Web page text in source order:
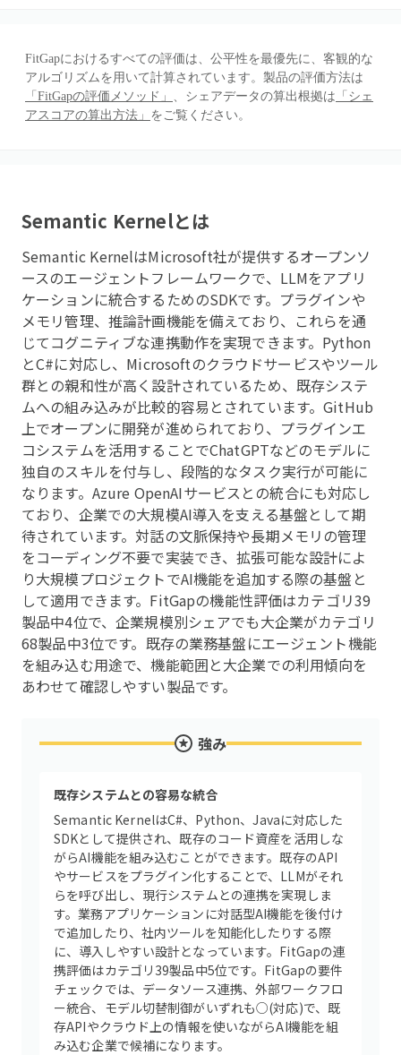
FitGapにおけるすべての評価は、公平性を最優先に、客観的な
アルゴリズムを用いて計算されています。製品の評価方法は
「FitGapの評価メソッド」 、シェアデータの算出根拠は 「シェ
アスコアの算出方法」 をご覧ください。
Semantic Kernelとは
Semantic KernelはMicrosoft社が提供するオープンソ
ースのエージェントフレームワークで、LLMをアプリ
ケーションに統合するためのSDKです。プラグインや
メモリ管理、推論計画機能を備えており、これらを通
じてコグニティブな連携動作を実現できます。Python
とC#に対応し、Microsoftのクラウドサービスやツール
群との親和性が高く設計されているため、既存システ
ムへの組み込みが比較的容易とされています。GitHub
上でオープンに開発が進められており、プラグインエ
コシステムを活用することでChatGPTなどのモデルに
独自のスキルを付与し、段階的なタスク実行が可能に
なります。Azure OpenAIサービスとの統合にも対応し
ており、企業での大規模AI導入を支える基盤として期
待されています。対話の文脈保持や長期メモリの管理
をコーディング不要で実装でき、拡張可能な設計によ
り大規模プロジェクトでAI機能を追加する際の基盤と
して適用できます。FitGapの機能性評価はカテゴリ39
製品中4位で、企業規模別シェアでも大企業がカテゴリ
68製品中3位です。既存の業務基盤にエージェント機能
を組み込む用途で、機能範囲と大企業での利用傾向を
あわせて確認しやすい製品です。
強み
既存システムとの容易な統合
Semantic KernelはC#、Python、Javaに対応した
SDKとして提供され、既存のコード資産を活用しな
がらAI機能を組み込むことができます。既存のAPI
やサービスをプラグイン化することで、LLMがそれ
らを呼び出し、現行システムとの連携を実現しま
す。業務アプリケーションに対話型AI機能を後付け
で追加したり、社内ツールを知能化したりする際
に、導入しやすい設計となっています。FitGapの連
携評価はカテゴリ39製品中5位です。FitGapの要件
チェックでは、データソース連携、外部ワークフロ
ー統合、モデル切替制御がいずれも○(対応)で、既
存APIやクラウド上の情報を使いながらAI機能を組
み込む企業で候補になります。